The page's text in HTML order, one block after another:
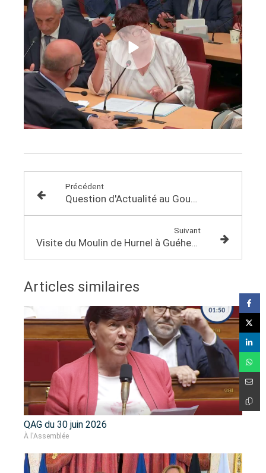
Précédent
Question d'Actualité au Gouvernement (QAG) à la Ministre de l'Agriculture et de la Souveraineté alimentaire, Annie Genevard
Suivant
Visite du Moulin de Hurnel à Guéhenno
Articles similaires
QAG du 30 juin 2026
À l'Assemblée